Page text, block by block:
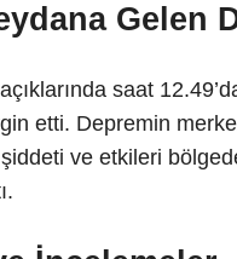
Gelen
saat
etti. Depremin
ve etkileri